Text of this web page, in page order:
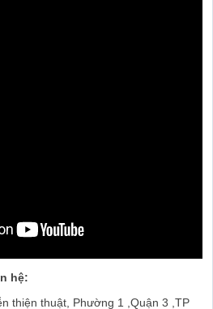
hệ:
thiện thuật, Phường 1 ,Quận 3 ,TP